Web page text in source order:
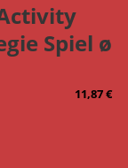
Spiel ø
11,87€